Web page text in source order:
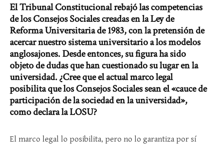
El Tribunal Constitucional rebajó las competencias
de los Consejos Sociales creadas en la Ley de
Reforma Universitaria de 1983, con la pretensión de
acercar nuestro sistema universitario a los modelos
anglosajones. Desde entonces, su figura ha sido
objeto de dudas que han cuestionado su lugar en la
universidad. ¿Cree que el actual marco legal
posibilita que los Consejos Sociales sean el «cauce de
participación de la sociedad en la universidad»,
como declara la LOSU?
El marco legal lo posibilita, pero no lo garantiza por sí